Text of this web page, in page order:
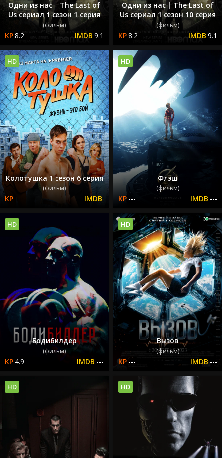
Одни из нас | The Last of
Us сериал 1 сезон 1 серия
(фильм)
8.2 9.1
Одни из нас | The Last of
Us сериал 1 сезон 10 серия
(фильм)
8.2 9.1
Колотушка 1 сезон 6 серия
(фильм)
HD
Флэш
(фильм)
--- ---
HD
Бодибилдер
(фильм)
4.9 ---
HD
Вызов
(фильм)
--- ---
HD
HD HD